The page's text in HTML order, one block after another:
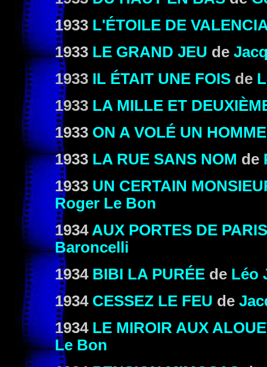
1933 L'ÉTOILE DE
1933 LE GRAND JEU de
1933 IL ÉTAIT UNE FOIS de
1933 LA MILLE ET
1933 ON A VOLÉ UN HOMME
1933 LA RUE SANS NOM de
1933 UN CERTAIN
Roger Le Bon
1934 AUX PORTES DE PARIS
Baroncelli
1934 BIBI LA PURÉE de Léo
1934 CESSEZ LE FEU de
1934 LE MIROIR AUX
Le Bon